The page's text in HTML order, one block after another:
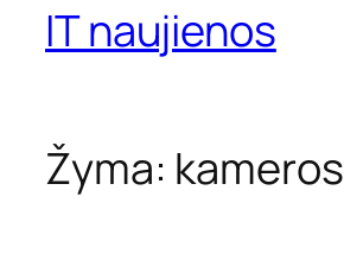
IT naujienos
Žyma: kameros